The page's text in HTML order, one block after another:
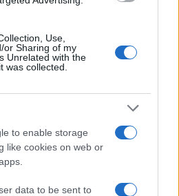
Use,
or Sharing of my
Unrelated with the
was collected.
to enable storage
like cookies on web or
data to be sent to